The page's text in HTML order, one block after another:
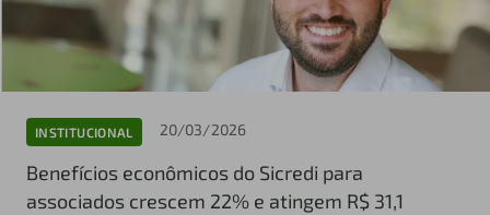
INSTITUCIONAL 20/03/2026
Benefícios econômicos do Sicredi para
associados crescem 22% e atingem R$ 31,1